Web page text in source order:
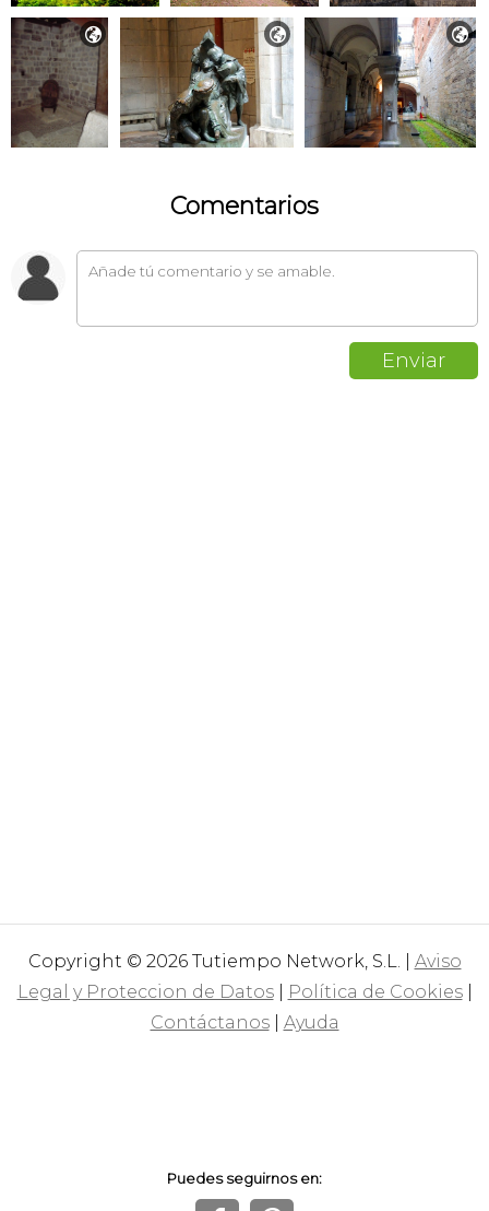
  
Comentarios
Copyright © 2026 Tutiempo Network, S.L. | Aviso
Legal y Proteccion de Datos| Política de Cookies|
Contáctanos| Ayuda
Puedes seguirnos en: